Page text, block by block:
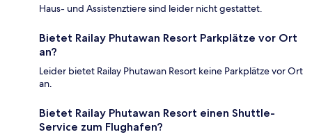
Haus- und Assistenztiere sind leider nicht gestattet.
Bietet Railay Phutawan Resort Parkplätze vor Ort
an?
Leider bietet Railay Phutawan Resort keine Parkplätze vor Ort
an.
Bietet Railay Phutawan Resort einen Shuttle-
Service zum Flughafen?